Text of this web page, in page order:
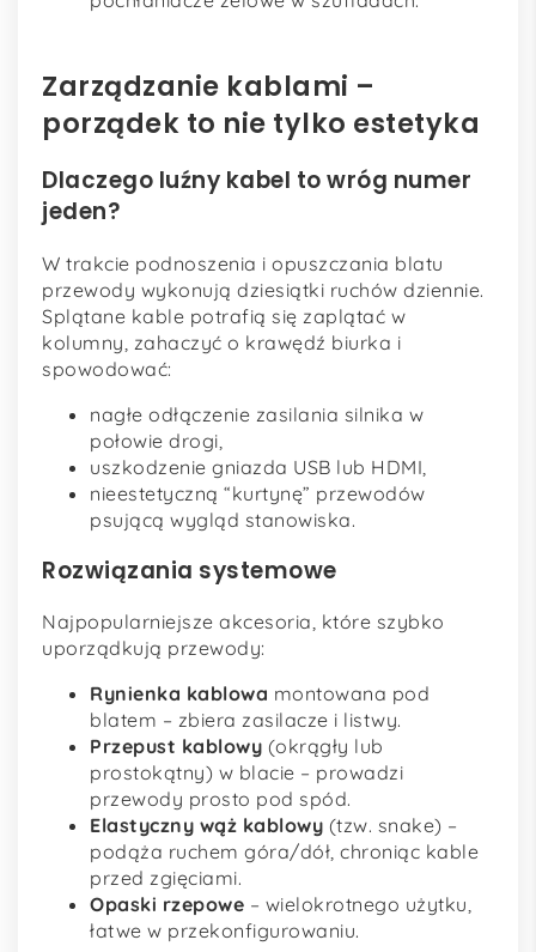
Zarządzanie kablami –
porządek to nie tylko estetyka
Dlaczego luźny kabel to wróg numer
jeden?
W trakcie podnoszenia i opuszczania blatu
przewody wykonują dziesiątki ruchów dziennie.
Splątane kable potrafią się zaplątać w
kolumny, zahaczyć o krawędź biurka i
spowodować:
nagłe odłączenie zasilania silnika w
połowie drogi,
uszkodzenie gniazda USB lub HDMI,
nieestetyczną “kurtynę” przewodów
psującą wygląd stanowiska.
Rozwiązania systemowe
Najpopularniejsze akcesoria, które szybko
uporządkują przewody:
Rynienka kablowa montowana pod
blatem – zbiera zasilacze i listwy.
Przepust kablowy (okrągły lub
prostokątny) w blacie – prowadzi
przewody prosto pod spód.
Elastyczny wąż kablowy (tzw. snake) –
podąża ruchem góra/dół, chroniąc kable
przed zgięciami.
Opaski rzepowe – wielokrotnego użytku,
łatwe w przekonfigurowaniu.